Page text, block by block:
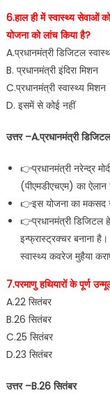
6.हाल ही में स्वास्थ्य सेवाओं
योजना को लांच किया है?
A.प्रधानमंत्री डिजिटल
B. प्रधानमंत्री इंदिरा मिशन
C.प्रधानमंत्री स्वास्थ्य मिशन
D. इसमें से कोई नहीं
उत्तर –A.प्रधानमंत्री
👉प्रधानमंत्री नरेन्द्र
(पीएमडीएचएम) का ऐलान
👉इस योजना का मकसद
👉प्रधानमंत्री डिजिटल
इन्फ्रास्ट्रक्चर बनाना
स्वास्थ्य कवरेज मुहैया
7.परमाणु हथियारों के पूर्ण
A.22 सितंबर
B.26 सितंबर
C.25 सितंबर
D.23 सितंबर
उत्तर –B.26 सितंबर